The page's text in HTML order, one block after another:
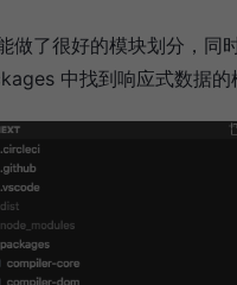
做了很好的模块划分，同
中找到响应式数据的